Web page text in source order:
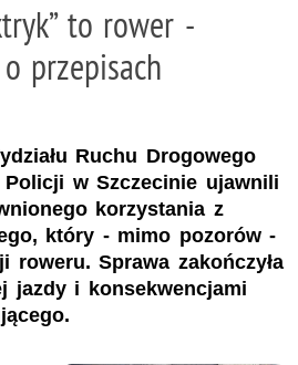
to rower -
przepisach
Ruchu Drogowego
w Szczecinie ujawnili
korzystania z
który - mimo pozorów -
roweru. Sprawa zakończyła
jazdy i konsekwencjami